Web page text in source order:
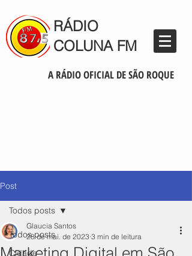
RÁDIO
COLUNA FM
A RÁDIO OFICIAL DE SÃO ROQUE
Post
Todos posts
Cidade
Todos posts
Glaucia Santos
28 de mai. de 2023 3 min de leitura